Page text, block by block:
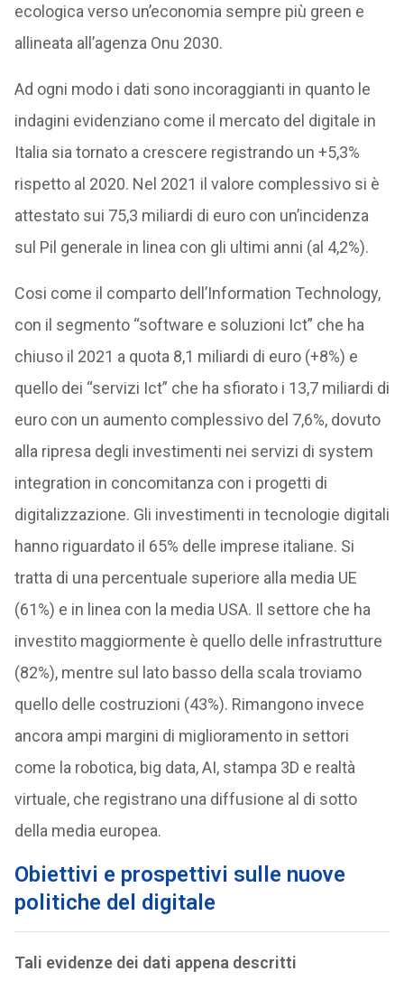
ecologica verso un’economia sempre più green e
allineata all’agenza Onu 2030.
Ad ogni modo i dati sono incoraggianti in quanto le
indagini evidenziano come il mercato del digitale in
Italia sia tornato a crescere registrando un +5,3%
rispetto al 2020. Nel 2021 il valore complessivo si è
attestato sui 75,3 miliardi di euro con un’incidenza
sul Pil generale in linea con gli ultimi anni (al 4,2%).
Cosi come il comparto dell’Information Technology,
con il segmento “software e soluzioni Ict” che ha
chiuso il 2021 a quota 8,1 miliardi di euro (+8%) e
quello dei “servizi Ict” che ha sfiorato i 13,7 miliardi di
euro con un aumento complessivo del 7,6%, dovuto
alla ripresa degli investimenti nei servizi di system
integration in concomitanza con i progetti di
digitalizzazione. Gli investimenti in tecnologie digitali
hanno riguardato il 65% delle imprese italiane. Si
tratta di una percentuale superiore alla media UE
(61%) e in linea con la media USA. Il settore che ha
investito maggiormente è quello delle infrastrutture
(82%), mentre sul lato basso della scala troviamo
quello delle costruzioni (43%). Rimangono invece
ancora ampi margini di miglioramento in settori
come la robotica, big data, AI, stampa 3D e realtà
virtuale, che registrano una diffusione al di sotto
della media europea.
Obiettivi e prospettivi sulle nuove
politiche del digitale
Tali evidenze dei dati appena descritti